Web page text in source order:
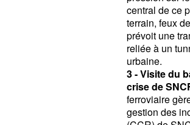
central de ce
terrain, feux
prévoit une
reliée à un
urbaine.
3 - Visite du
crise de
ferroviaire
gestion des